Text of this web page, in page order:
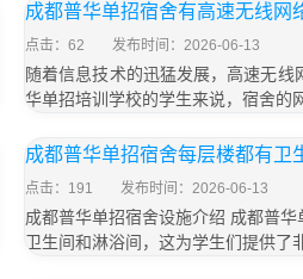
成都普华单招宿舍有高速无线网
点击：62 发布时间：2026-06-13
随着信息技术的迅猛发展，高速无
华单招培训学校的学生来说，宿舍的
成都普华单招宿舍每层楼都有卫
点击：191 发布时间：2026-06-13
成都普华单招宿舍设施介绍 成都普
卫生间和淋浴间，这为学生们提供了